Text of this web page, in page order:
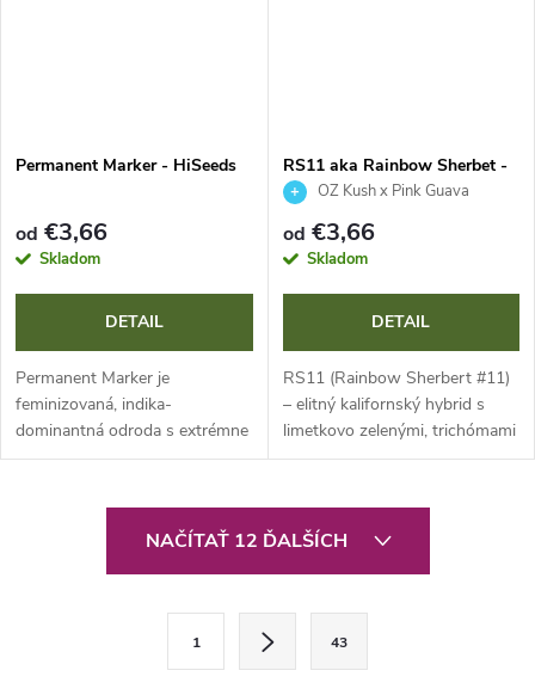
Permanent Marker - HiSeeds
od €3,66
Skladom
DETAIL
Permanent Marker je
feminizovaná, indika-
dominantná odroda s extrémne
vysokým obsahom THC (až 30
skvelé výnosy a úplne unikátny
terpenový profil, ktorý...
RS11 aka Rainbow Sherbet -
HiSeedsOZ Kush x Pink Guava
od €3,66
Skladom
DETAIL
RS11 (Rainbow Sherbert #11)
– elitný kalifornský hybrid s
limetkovo zelenými, trichómami
pokrytými kvetmi. Komplexné
citrusov, borovice a palivových...
NAČÍTAŤ 12 ĎALŠÍCH
1 43